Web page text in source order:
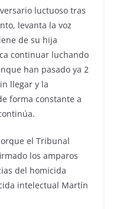
luctuoso tras
levanta la voz
de su hija
continuar luchando
han pasado ya 2
llegar y la
forma constante a
el Tribunal
los amparos
del homicida
intelectual Martín